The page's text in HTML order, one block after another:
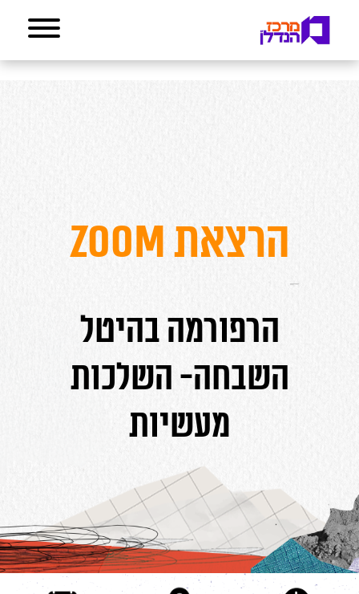
הרצאת ZOOM
הרפורמה בהיטל
השבחה- השלכות
מעשיות